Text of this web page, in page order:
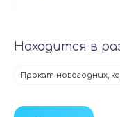
Находится в
Прокат новогодних,